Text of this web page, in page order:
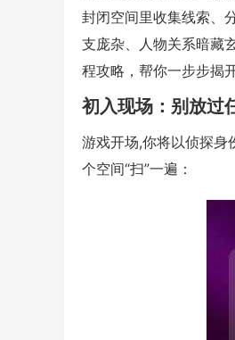
封闭空间里收集线索、
支庞杂、人物关系暗藏
程攻略，帮你一步步揭
初入现场：别放过
游戏开场,你将以侦探
个空间“扫”一遍：